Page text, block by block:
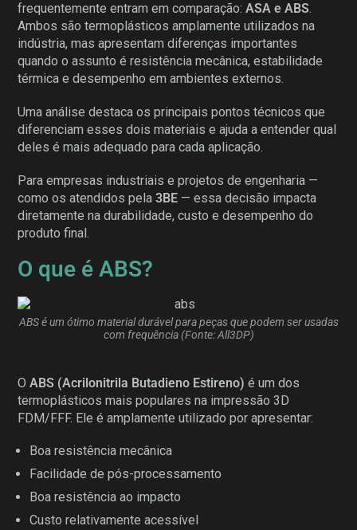
frequentemente entram em comparação:ASA e ABS.
Ambos são termoplásticos amplamente utilizados na
indústria, mas apresentam diferenças importantes
quando o assunto é resistência mecânica, estabilidade
térmica e desempenho em ambientes externos.
Uma análise destaca os principais pontos técnicos que
diferenciam esses dois materiais e ajuda a entender qual
deles é mais adequado para cada aplicação.
Para empresas industriais e projetos de engenharia —
como os atendidos pela3BE — essa decisão impacta
diretamente na durabilidade, custo e desempenho do
produto final.
O que é ABS?
ABS é um ótimo material durável para peças que podem ser usadas
com frequência (Fonte: All3DP)
OABS (Acrilonitrila Butadieno Estireno) é um dos
termoplásticos mais populares na impressão 3D
FDM/FFF. Ele é amplamente utilizado por apresentar:
Boa resistência mecânica
Facilidade de pós-processamento
Boa resistência ao impacto
Custo relativamente acessível